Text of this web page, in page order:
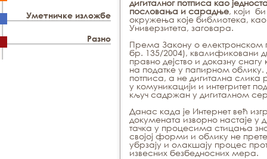
Уметничке изложбе
Разно
дигиталног потписа као
пословања и сарадње, који би
окружења које библиотека,
Универзитета, заговара.
Према Закону о електронском
бр. 135/2004), квалификовани
правно дејство и доказну
на податке у папирном
потписа, а не дигитална слика
у комуникацији и интегритет
кључ садржан у дигиталном
Данас када је Интернет већ
докумената изворно настаје у
тачка у процесима стицања
својој форми и облику не
убрзају и олакшају процес
извесних безбедносних мера.